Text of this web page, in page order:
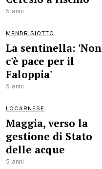
5 anni
MENDRISIOTTO
La sentinella: 'Non
c'è pace per il
Faloppia'
5 anni
LOCARNESE
Maggia, verso la
gestione di Stato
delle acque
5 anni